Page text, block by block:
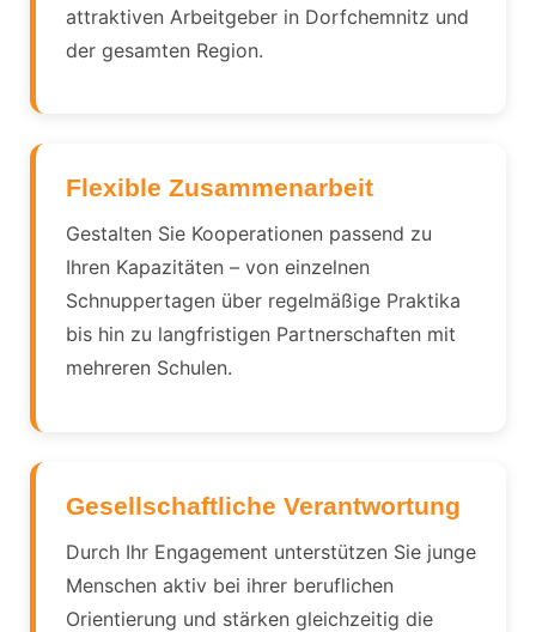
attraktiven Arbeitgeber in Dorfchemnitz und
der gesamten Region.
Flexible Zusammenarbeit
Gestalten Sie Kooperationen passend zu
Ihren Kapazitäten – von einzelnen
Schnuppertagen über regelmäßige Praktika
bis hin zu langfristigen Partnerschaften mit
mehreren Schulen.
Gesellschaftliche Verantwortung
Durch Ihr Engagement unterstützen Sie junge
Menschen aktiv bei ihrer beruflichen
Orientierung und stärken gleichzeitig die